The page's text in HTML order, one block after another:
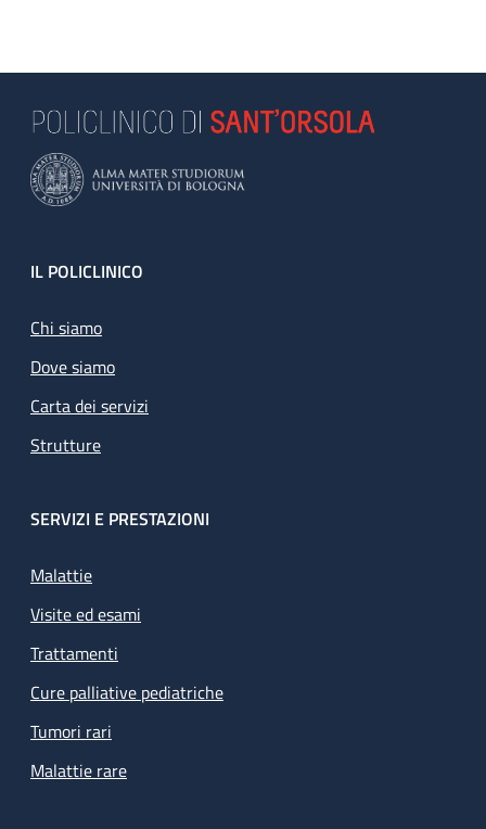
Footer
IL POLICLINICO
Chi siamo
Dove siamo
Carta dei servizi
Strutture
SERVIZI E PRESTAZIONI
Malattie
Visite ed esami
Trattamenti
Cure palliative pediatriche
Tumori rari
Malattie rare